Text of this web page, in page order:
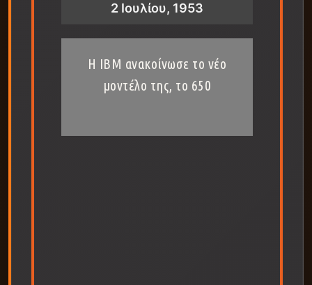
2 Ιουλίου, 1953
Η IBM ανακοίνωσε το νέο
μοντέλο της, το 650